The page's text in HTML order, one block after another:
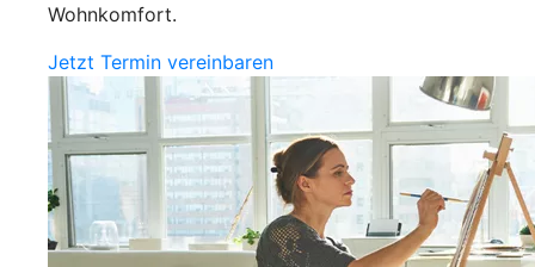
Wohnkomfort.
Jetzt Termin vereinbaren